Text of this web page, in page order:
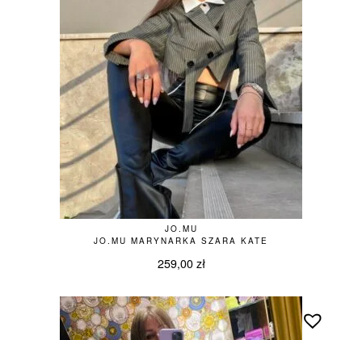
JO.MU
JO.MU MARYNARKA SZARA KATE
259,00 zł